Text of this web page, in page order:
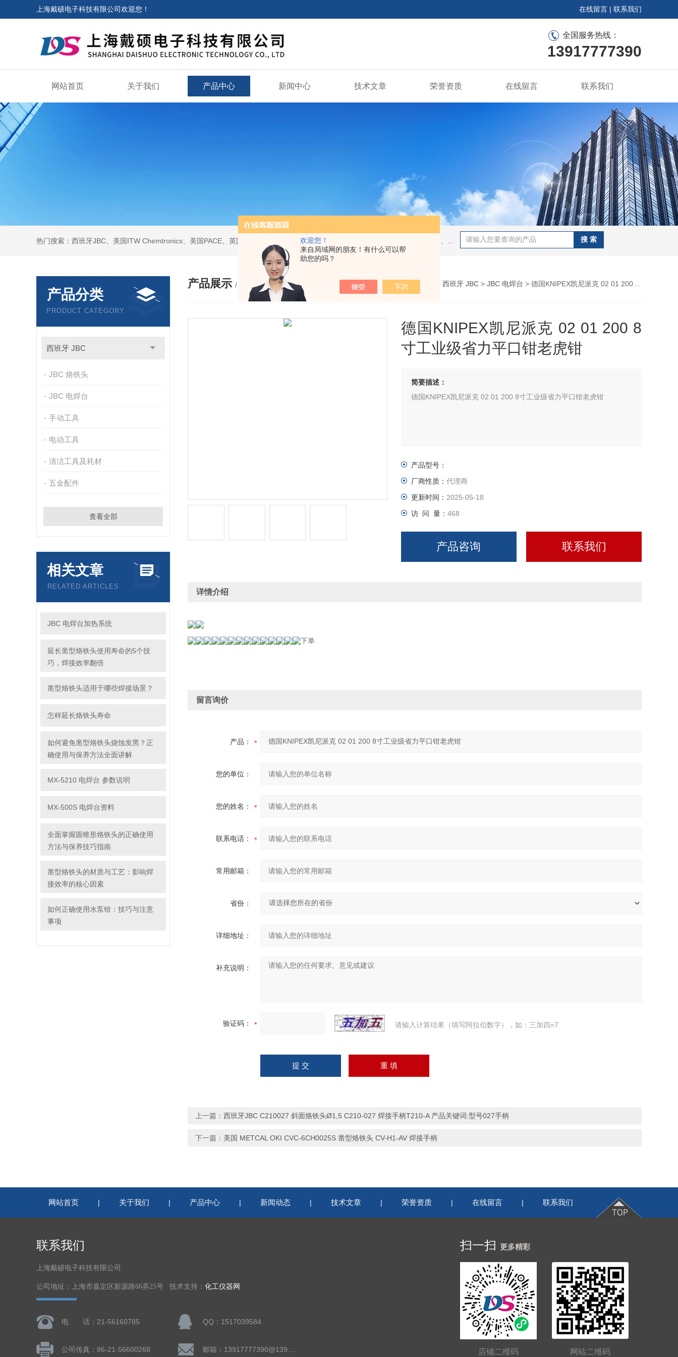
欢迎您！
来自局域网的朋友！有什么可以帮
助您的吗？
上海戴硕电子科技有限公司欢迎您！ 在线留言 | 联系我们
全国服务热线：
13917777390
网站首页 关于我们 产品中心 新闻中心 技术文章 荣誉资质 在线留言 联系我们
产品分类
PRODUCT CATEGORY
西班牙 JBC
JBC 烙铁头
JBC 电焊台
手动工具
电动工具
清洁工具及耗材
五金配件
查看全部
相关文章
RELATED ARTICLES
JBC 电焊台加热系统
延长凿型烙铁头使用寿命的5个技
巧，焊接效率翻倍
凿型烙铁头适用于哪些焊接场景？
怎样延长烙铁头寿命
如何避免凿型烙铁头烧蚀发黑？正
确使用与保养方法全面讲解
MX-5210 电焊台 参数说明
MX-500S 电焊台资料
全面掌握圆锥形烙铁头的正确使用
方法与保养技巧指南
凿型烙铁头的材质与工艺：影响焊
接效率的核心因素
如何正确使用水泵钳：技巧与注意
事项
产品展示 / PRODUCTS 您的位置： 网站首页>产品展示 > 西班牙 JBC > JBC 电焊台 > 德国KNIPEX凯尼派克 02 01 200 8寸工业级省力平口钳老虎钳
德国KNIPEX凯尼派克 02 01 200 8
寸工业级省力平口钳老虎钳
简要描述：
德国KNIPEX凯尼派克 02 01 200 8寸工业级省力平口钳老虎钳
产品型号：
厂商性质： 代理商
更新时间： 2025-05-18
访 问 量： 468
产品咨询 联系我们
详情介绍
留言询价
产品：
您的单位：
您的姓名：
联系电话：
常用邮箱：
省份：
详细地址：
补充说明：
验证码： 请输入计算结果（填写阿拉伯数字），如：三加四=7
上一篇： 西班牙JBC C210027 斜面烙铁头Ø1,5 C210-027 焊接手柄T210-A 产品关键词:型号027手柄
下一篇： 美国 METCAL OKI CVC-6CH0025S 凿型烙铁头 CV-H1-AV 焊接手柄
网站首页 | 关于我们 | 产品中心 | 新闻动态 | 技术文章 | 荣誉资质 | 在线留言 | 联系我们
联系我们
上海戴硕电子科技有限公司
公司地址：上海市嘉定区新源路66弄25号 技术支持： 化工仪器网
电 话：21-56160785 QQ：1517039584
公司传真：86-21-56600268
扫一扫 更多精彩
店铺二维码 网站二维码